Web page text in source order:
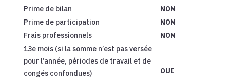
Prime de bilan
NON
Prime de participation
NON
Frais professionnels
NON
13e mois (si la somme n’est pas versée
pour l’année, périodes de travail et de
congés confondues)
OUI